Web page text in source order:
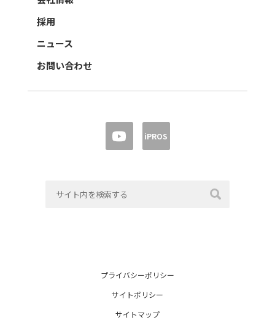
採用
ニュース
お問い合わせ
iPROS
プライバシーポリシー
サイトポリシー
サイトマップ